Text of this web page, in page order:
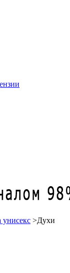
унисекс >Духи